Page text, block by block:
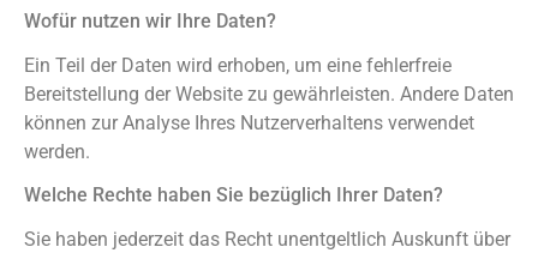
Wofür nutzen wir Ihre Daten?
Ein Teil der Daten wird erhoben, um eine fehlerfreie
Bereitstellung der Website zu gewährleisten. Andere Daten
können zur Analyse Ihres Nutzerverhaltens verwendet
werden.
Welche Rechte haben Sie bezüglich Ihrer Daten?
Sie haben jederzeit das Recht unentgeltlich Auskunft über